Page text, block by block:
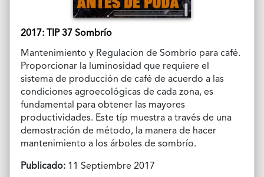
2017: TIP 37 Sombrío
Mantenimiento y Regulacion de Sombrío para café.
Proporcionar la luminosidad que requiere el
sistema de producción de café de acuerdo a las
condiciones agroecológicas de cada zona, es
fundamental para obtener las mayores
productividades. Este típ muestra a través de una
demostración de método, la manera de hacer
mantenimiento a los árboles de sombrío.
Publicado:11 Septiembre 2017